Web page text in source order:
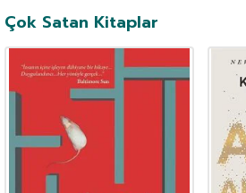
Çok Satan Kitaplar